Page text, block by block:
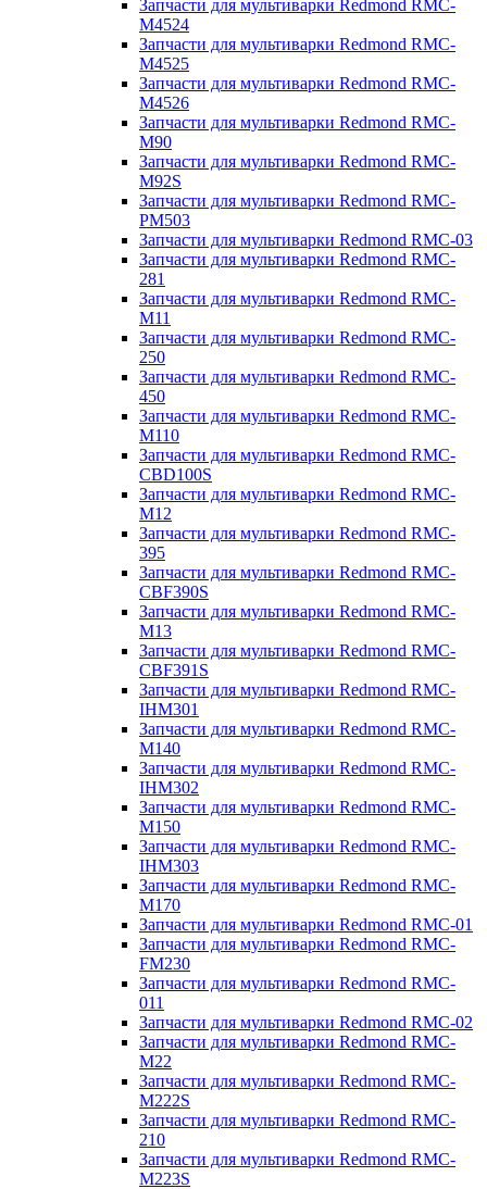
Запчасти для мультиварки Redmond RMC-
M4524
Запчасти для мультиварки Redmond RMC-
M4525
Запчасти для мультиварки Redmond RMC-
M4526
Запчасти для мультиварки Redmond RMC-
M90
Запчасти для мультиварки Redmond RMC-
M92S
Запчасти для мультиварки Redmond RMC-
PM503
Запчасти для мультиварки Redmond RMC-03
Запчасти для мультиварки Redmond RMC-
281
Запчасти для мультиварки Redmond RMC-
M11
Запчасти для мультиварки Redmond RMC-
250
Запчасти для мультиварки Redmond RMC-
450
Запчасти для мультиварки Redmond RMC-
M110
Запчасти для мультиварки Redmond RMC-
CBD100S
Запчасти для мультиварки Redmond RMC-
M12
Запчасти для мультиварки Redmond RMC-
395
Запчасти для мультиварки Redmond RMC-
CBF390S
Запчасти для мультиварки Redmond RMC-
M13
Запчасти для мультиварки Redmond RMC-
CBF391S
Запчасти для мультиварки Redmond RMC-
IHM301
Запчасти для мультиварки Redmond RMC-
M140
Запчасти для мультиварки Redmond RMC-
IHM302
Запчасти для мультиварки Redmond RMC-
M150
Запчасти для мультиварки Redmond RMC-
IHM303
Запчасти для мультиварки Redmond RMC-
M170
Запчасти для мультиварки Redmond RMC-01
Запчасти для мультиварки Redmond RMC-
FM230
Запчасти для мультиварки Redmond RMC-
011
Запчасти для мультиварки Redmond RMC-02
Запчасти для мультиварки Redmond RMC-
M22
Запчасти для мультиварки Redmond RMC-
M222S
Запчасти для мультиварки Redmond RMC-
210
Запчасти для мультиварки Redmond RMC-
M223S